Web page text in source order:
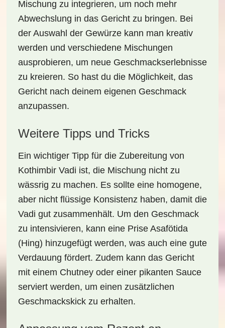
Mischung zu integrieren, um noch mehr
Abwechslung in das Gericht zu bringen. Bei
der Auswahl der Gewürze kann man kreativ
werden und verschiedene Mischungen
ausprobieren, um neue Geschmackserlebnisse
zu kreieren. So hast du die Möglichkeit, das
Gericht nach deinem eigenen Geschmack
anzupassen.
Weitere Tipps und Tricks
Ein wichtiger Tipp für die Zubereitung von
Kothimbir Vadi ist, die Mischung nicht zu
wässrig zu machen. Es sollte eine homogene,
aber nicht flüssige Konsistenz haben, damit die
Vadi gut zusammenhält. Um den Geschmack
zu intensivieren, kann eine Prise Asafötida
(Hing) hinzugefügt werden, was auch eine gute
Verdauung fördert. Zudem kann das Gericht
mit einem Chutney oder einer pikanten Sauce
serviert werden, um einen zusätzlichen
Geschmackskick zu erhalten.